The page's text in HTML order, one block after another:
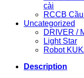
cài
RCCB
Uncategorized
DRIVER /
Light Star
Robot
Description